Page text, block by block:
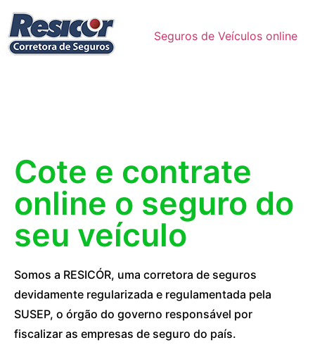
Seguros de Veículos online
Cote e contrate
online o seguro do
seu veículo
Somos a RESICÓR, uma corretora de seguros
devidamente regularizada e regulamentada pela
SUSEP, o órgão do governo responsável por
fiscalizar as empresas de seguro do país.